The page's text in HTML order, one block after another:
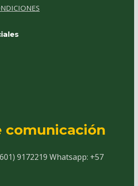
comunicación
9172219 Whatsapp: +57